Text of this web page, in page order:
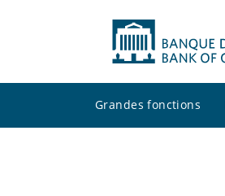
Grandes fonctions